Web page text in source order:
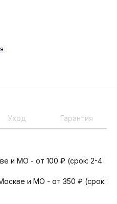
Уход Гарантия
и МО - от 100 ₽ (срок: 2-4
и МО - от 350 ₽ (срок: